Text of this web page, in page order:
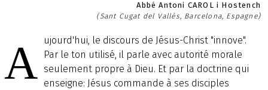
Abbé Antoni CAROL i Hostench
(Sant Cugat del Vallès, Barcelona, Espagne)
A
ujourd'hui, le discours de Jésus-Christ "innove".
Par le ton utilisé, il parle avec autorité morale
seulement propre à Dieu. Et par la doctrine qui
enseigne: Jésus commande à ses disciples